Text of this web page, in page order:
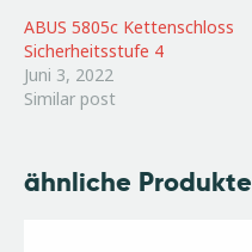
ABUS 5805c Kettenschloss
Sicherheitsstufe 4
Juni 3, 2022
Similar post
ähnliche Produkte